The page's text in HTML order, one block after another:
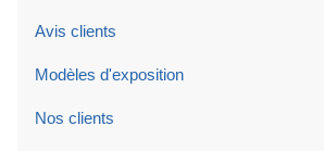
Avis clients
Modèles d'exposition
Nos clients